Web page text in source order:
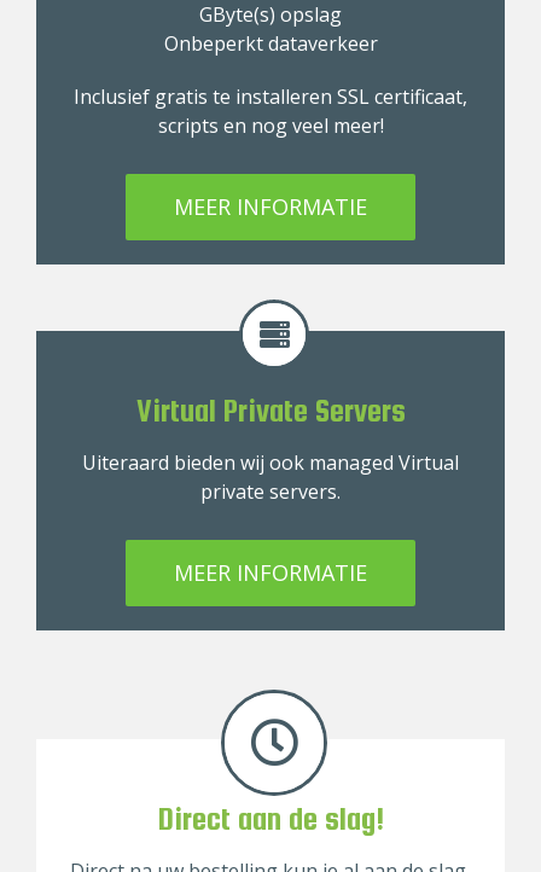
GByte(s) opslag
Onbeperkt dataverkeer
Inclusief gratis te installeren SSL certificaat,
scripts en nog veel meer!
MEER INFORMATIE
Virtual Private Servers
Uiteraard bieden wij ook managed Virtual
private servers.
MEER INFORMATIE
Direct aan de slag!